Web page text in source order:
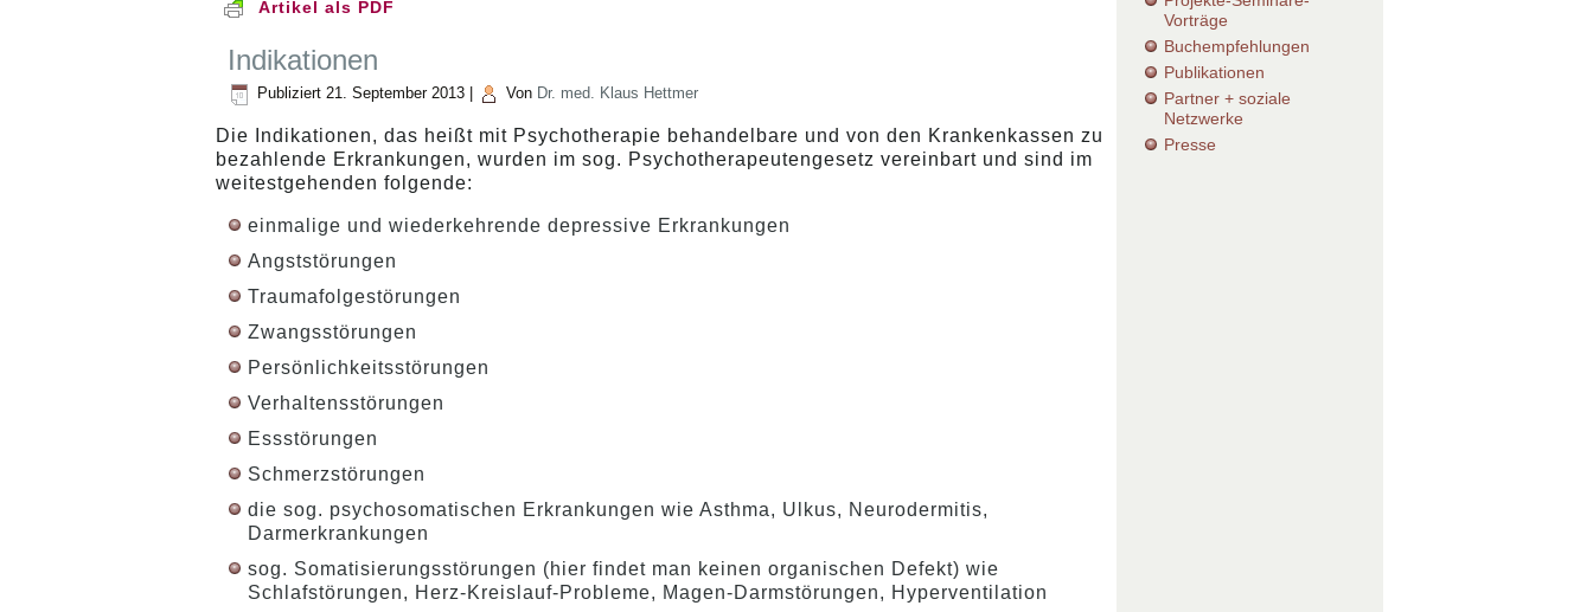
Artikel als PDF
Indikationen
Publiziert 21. September 2013 Von Dr. med. Klaus Hettmer
Die Indikationen, das heißt mit Psychotherapie behandelbare und von den Krankenkassen zu
bezahlende Erkrankungen, wurden im sog. Psychotherapeutengesetz vereinbart und sind im
weitestgehenden folgende:
einmalige und wiederkehrende depressive Erkrankungen
Angststörungen
Traumafolgestörungen
Zwangsstörungen
Persönlichkeitsstörungen
Verhaltensstörungen
Essstörungen
Schmerzstörungen
die sog. psychosomatischen Erkrankungen wie Asthma, Ulkus, Neurodermitis,
Darmerkrankungen
sog. Somatisierungsstörungen (hier findet man keinen organischen Defekt) wie
Schlafstörungen, Herz-Kreislauf-Probleme, Magen-Darmstörungen, Hyperventilation
Vorträge
Buchempfehlungen
Publikationen
Partner + soziale
Netzwerke
Presse